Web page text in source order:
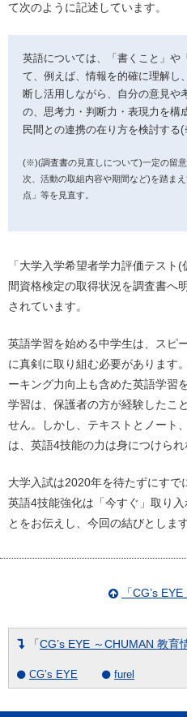
て次のように記述しています。
英語については、「書くこと」や
て、例えば、情報を的確に理解し
断し活用しながら、自分の意見や
の、思考力・判断力・表現力を構
民間との連携の在り方を検討する
(※)(調査書の見直しについて)一定の留
次、活動の取組内容や期間など)を踏ま
点」等を見直す。
「大学入学希望者学力評価テス
間資格検定の取得状況を調査書へ
されています。
英語学習を始める中学生は、スピ
に真剣に取り組む必要があります
ーキング力向上も含めた英語学習
学習は、保護者の方が経験したこ
せん。しかし、テキストとノート
は、英語4技能の力は身につけられ
大学入試は2020年を待たずにすで
英語4技能強化は「今すぐ」取り
とをお伝えし、今回の結びとします
「CG’s
「CG’s EYE ～CHUMAN 教育
CG’s EYE furel